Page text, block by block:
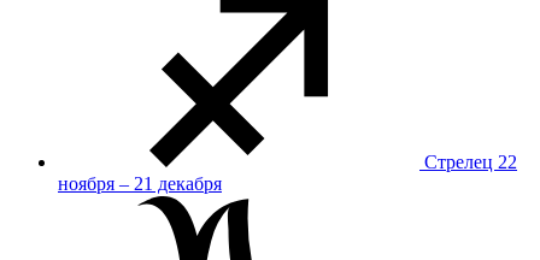
Стрелец 22
ноября – 21 декабря